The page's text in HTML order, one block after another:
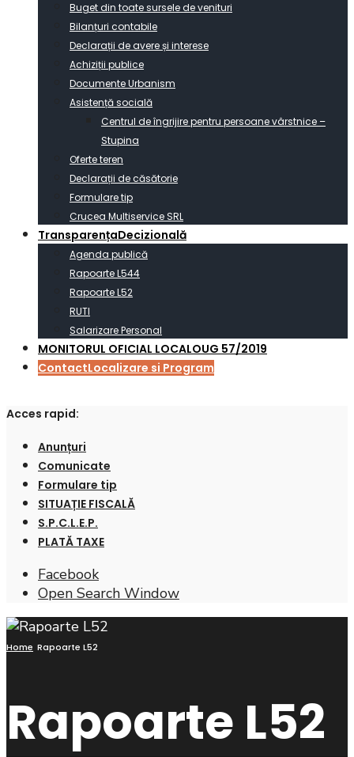
Buget din toate sursele de venituri
Bilanțuri contabile
Declarații de avere și interese
Achiziții publice
Documente Urbanism
Asistență socială
Centrul de îngrijire pentru persoane vârstnice –
Stupina
Oferte teren
Declarații de căsătorie
Formulare tip
Crucea Multiservice SRL
TransparențaDecizională
Agenda publică
Rapoarte L544
Rapoarte L52
RUTI
Salarizare Personal
MONITORUL OFICIAL LOCALOUG 57/2019
ContactLocalizare si Program
Acces rapid:
Anunțuri
Comunicate
Formulare tip
SITUAȚIE FISCALĂ
S.P.C.L.E.P.
PLATĂ TAXE
Facebook
Open Search Window
Home Rapoarte L52
Rapoarte L52